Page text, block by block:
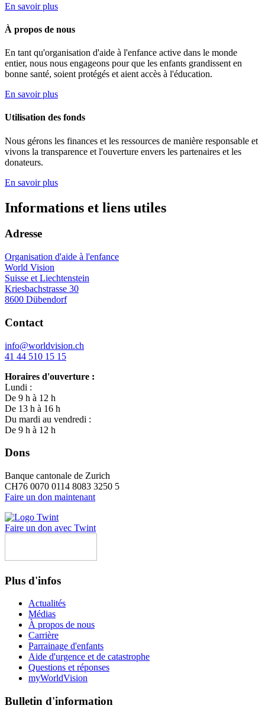
En savoir plus
À propos de nous
En tant qu'organisation d'aide à l'enfance active dans le monde
entier, nous nous engageons pour que les enfants grandissent en
bonne santé, soient protégés et aient accès à l'éducation.
En savoir plus
Utilisation des fonds
Nous gérons les finances et les ressources de manière responsable et
vivons la transparence et l'ouverture envers les partenaires et les
donateurs.
En savoir plus
Informations et liens utiles
Adresse
Organisation d'aide à l'enfance
World Vision
Suisse et Liechtenstein
Kriesbachstrasse 30
8600 Dübendorf
Contact
info@worldvision.ch
41 44 510 15 15
Horaires d'ouverture :
Lundi :
De 9 h à 12 h
De 13 h à 16 h
Du mardi au vendredi :
De 9 h à 12 h
Dons
Banque cantonale de Zurich
CH76 0070 0114 8083 3250 5
Faire un don maintenant
Faire un don avec Twint
Plus d'infos
Actualités
Médias
À propos de nous
Carrière
Parrainage d'enfants
Aide d'urgence et de catastrophe
Questions et réponses
myWorldVision
Bulletin d'information